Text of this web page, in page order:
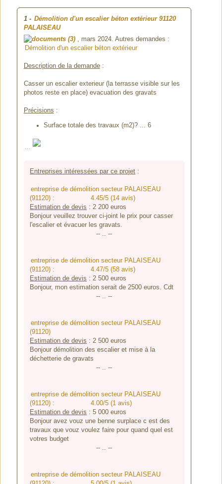
1- Démolition d'un escalier béton extérieur 91120
PALAISEAU
(3) , mars 2024. Autres demandes :
Démolition d'un escalier béton extérieur
Description de la demande:
Casser un escalier exterieur (la terrasse visible sur les
photos reste en place) evacuation des gravats
Précisions :
Surface totale des travaux (m2)? ... 6
...
Entreprises intéressées par ce projet :
entreprise de démolition secteur PALAISEAU
(91120) :
4.45/5 (14 avis)
Estimation de devis : 2 200 euros
Bonjour veuillez trouver ci-joint le prix pour casser
l'escalier et évacuer les gravats.
-- .. --
entreprise de démolition secteur PALAISEAU
(91120) :
4.47/5 (58 avis)
Estimation de devis : 2 500 euros
Bonjour, mon estimation serait de 2500 euros. Cdt
-- .. --
entreprise de démolition secteur PALAISEAU
(91120)
Estimation de devis : 2 500 euros
Bonjour démolition des escalier et mise à la
déchetterie de gravats
-- .. --
entreprise de démolition secteur PALAISEAU
(91120) :
4.00/5 (1 avis)
Estimation de devis :5 000 euros
Bonjour avez vouz une benne surplace c est des
travaux que vouz voulez faire pour quand quel est
votres budget
-- .. --
entreprise de démolition secteur PALAISEAU